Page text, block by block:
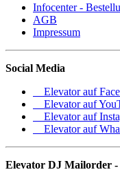
Infocenter -
AGB
Impressum
Social Media
Elevator auf
Elevator auf
Elevator auf
Elevator auf
Elevator DJ Mailorder -